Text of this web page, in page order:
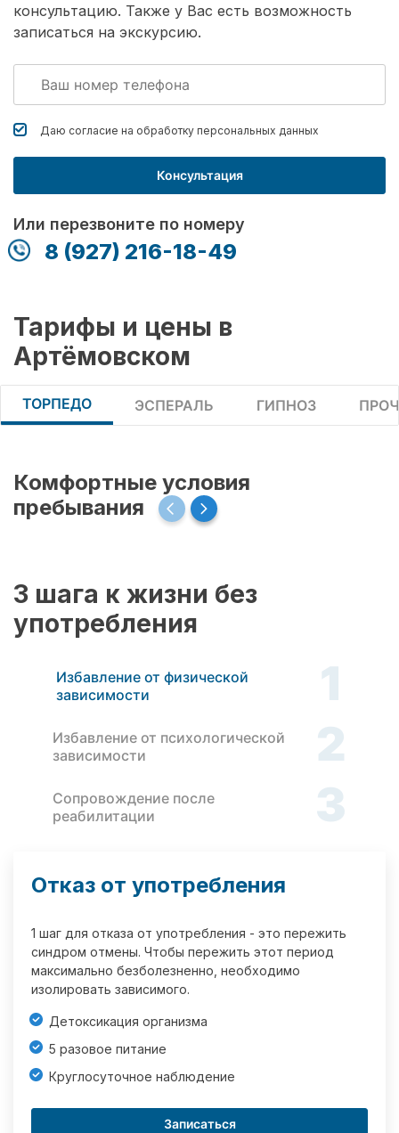
консультацию. Также у Вас есть возможность
записаться на экскурсию.
Даю согласие на обработку персональных данных
Консультация
Или перезвоните по номеру
8 (927) 216-18-49
Тарифы и цены в
Артёмовском
ТОРПЕДО ЭСПЕРАЛЬ ГИПНОЗ
Комфортные условия
пребывания
3 шага к жизни без
употребления
Избавление от физической
зависимости
1
Избавление от психологической
зависимости
2
Сопровождение после
реабилитации
3
Отказ от употребления
1 шаг для отказа от употребления - это пережить
синдром отмены. Чтобы пережить этот период
максимально безболезненно, необходимо
изолировать зависимого.
Детоксикация организма
5 разовое питание
Круглосуточное наблюдение
Записаться